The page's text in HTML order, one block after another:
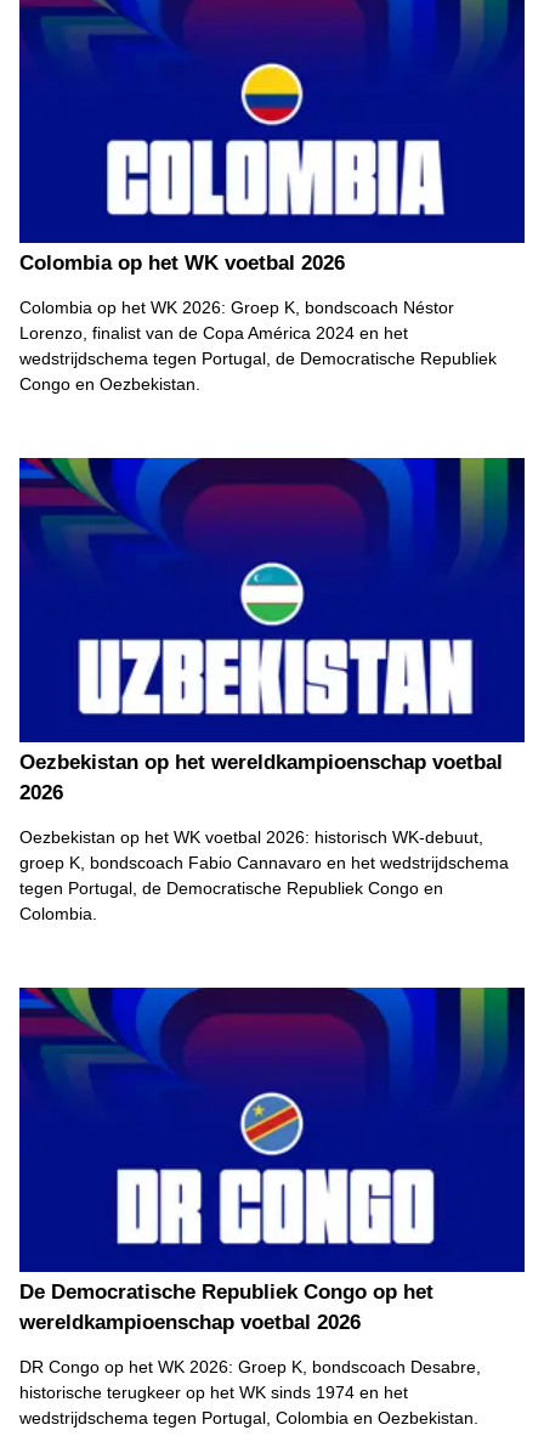
Colombia op het WK voetbal 2026
Colombia op het WK 2026: Groep K, bondscoach Néstor
Lorenzo, finalist van de Copa América 2024 en het
wedstrijdschema tegen Portugal, de Democratische Republiek
Congo en Oezbekistan.
Oezbekistan op het wereldkampioenschap voetbal
2026
Oezbekistan op het WK voetbal 2026: historisch WK-debuut,
groep K, bondscoach Fabio Cannavaro en het wedstrijdschema
tegen Portugal, de Democratische Republiek Congo en
Colombia.
De Democratische Republiek Congo op het
wereldkampioenschap voetbal 2026
DR Congo op het WK 2026: Groep K, bondscoach Desabre,
historische terugkeer op het WK sinds 1974 en het
wedstrijdschema tegen Portugal, Colombia en Oezbekistan.